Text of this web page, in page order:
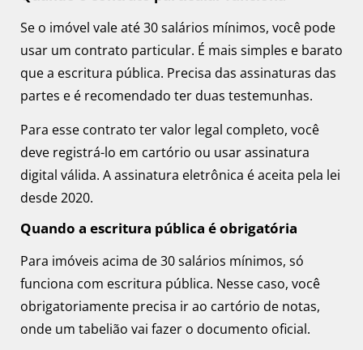
Se o imóvel vale até 30 salários mínimos, você pode
usar um contrato particular. É mais simples e barato
que a escritura pública. Precisa das assinaturas das
partes e é recomendado ter duas testemunhas.
Para esse contrato ter valor legal completo, você
deve registrá-lo em cartório ou usar assinatura
digital válida. A assinatura eletrônica é aceita pela lei
desde 2020.
Quando a escritura pública é obrigatória
Para imóveis acima de 30 salários mínimos, só
funciona com escritura pública. Nesse caso, você
obrigatoriamente precisa ir ao cartório de notas,
onde um tabelião vai fazer o documento oficial.